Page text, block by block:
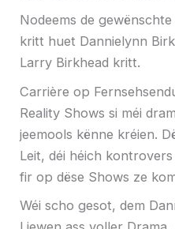
Nodeems de
kritt huet Dannielynn
Larry Birkhead kritt.
Carrière op
Reality Shows si méi
jeemools kënne kréien.
Leit, déi héich
fir op dëse Shows ze
Wéi scho gesot, dem